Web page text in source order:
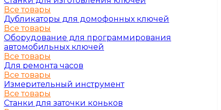
Все товары
Дубликаторы для домофонных ключей
Все товары
Оборудование для программирования
автомобильных ключей
Все товары
Для ремонта часов
Все товары
Измерительный инструмент
Все товары
Станки для заточки коньков